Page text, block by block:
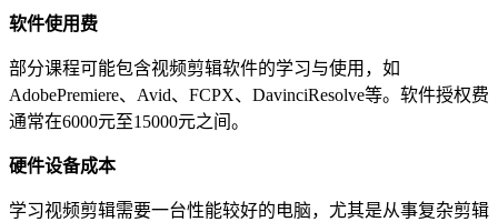
软件使用费
部分课程可能包含视频剪辑软件的学习与使用，如
AdobePremiere、Avid、FCPX、DavinciResolve等。软件授权费
通常在6000元至15000元之间。
硬件设备成本
学习视频剪辑需要一台性能较好的电脑，尤其是从事复杂剪辑